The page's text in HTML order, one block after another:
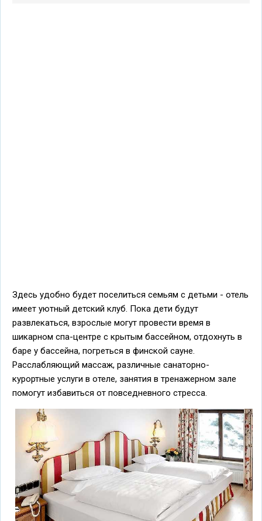
Здесь удобно будет поселиться семьям с детьми - отель
имеет уютный детский клуб. Пока дети будут
развлекаться, взрослые могут провести время в
шикарном спа-центре с крытым бассейном, отдохнуть в
баре у бассейна, погреться в финской сауне.
Расслабляющий массаж, различные санаторно-
курортные услуги в отеле, занятия в тренажерном зале
помогут избавиться от повседневного стресса.